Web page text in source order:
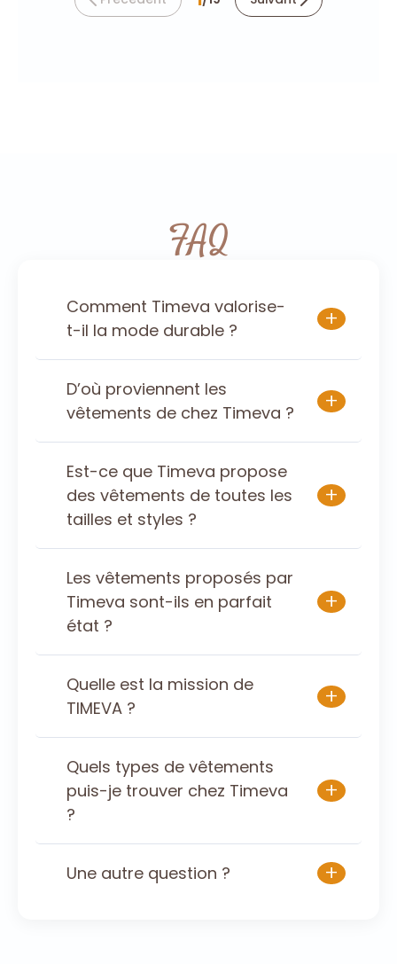
FAQ
Comment Timeva valorise-
t-il la mode durable ?
+
D’où proviennent les
vêtements de chez Timeva ?
+
Est-ce que Timeva propose
des vêtements de toutes les
tailles et styles ?
+
Les vêtements proposés par
Timeva sont-ils en parfait
état ?
+
Quelle est la mission de
TIMEVA ?
+
Quels types de vêtements
puis-je trouver chez Timeva
?
+
Une autre question ? +